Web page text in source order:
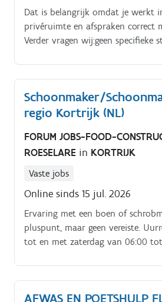
Dat is belangrijk omdat je werkt
privéruimte en afspraken correct
Verder vragen wij:geen specifieke
een wagen;goede kennis van het
Schoonmaker/
regio Kortrijk (NL)
FORUM JOBS-FOOD-
ROESELARE in KORTRIJK
Vaste jobs
Online sinds 15 jul. 2026
Ervaring met een boen of
pluspunt, maar geen vereiste.
tot en met zaterdag van 06:00
AFWAS EN POETSHULP